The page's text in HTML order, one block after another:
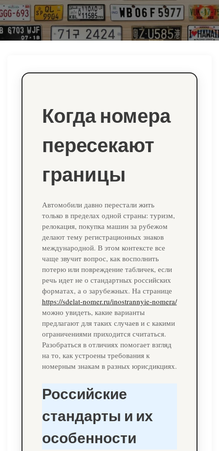
Когда номера
пересекают
границы
Автомобили давно перестали жить
только в пределах одной страны: туризм,
релокация, покупка машин за рубежом
делают тему регистрационных знаков
международной. В этом контексте все
чаще звучит вопрос, как восполнить
потерю или повреждение табличек, если
речь идет не о стандартных российских
форматах, а о зарубежных. На странице
https://sdelat-nomer.ru/inostrannyie-nomera/
можно увидеть, какие варианты
предлагают для таких случаев и с какими
ограничениями приходится считаться.
Разобраться в отличиях помогает взгляд
на то, как устроены требования к
номерным знакам в разных юрисдикциях.
Российские
стандарты и их
особенности